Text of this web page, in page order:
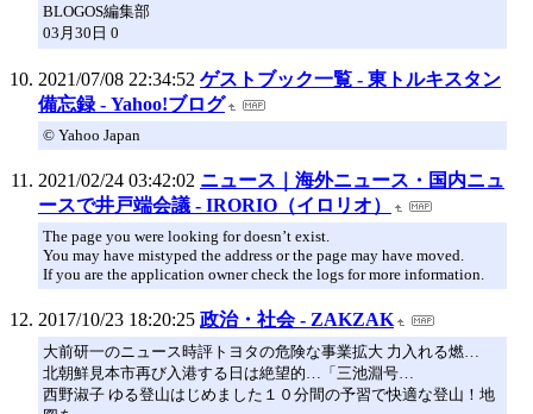
BLOGOS編集部
03月30日 0
2021/07/08 22:34:52 ゲストブック一覧 - 東トルキスタン
備忘録 - Yahoo!ブログ
© Yahoo Japan
2021/02/24 03:42:02 ニュース｜海外ニュース・国内ニュ
ースで井戸端会議 - IRORIO（イロリオ）
The page you were looking for doesn’t exist.
You may have mistyped the address or the page may have moved.
If you are the application owner check the logs for more information.
2017/10/23 18:20:25 政治・社会 - ZAKZAK
大前研一のニュース時評トヨタの危険な事業拡大 力入れる燃…
北朝鮮見本市再び入港する日は絶望的…「三池淵号…
西野淑子 ゆる登山はじめました１０分間の予習で快適な登山！地